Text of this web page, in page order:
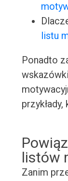
listu
Ponadto
listów
Zanim